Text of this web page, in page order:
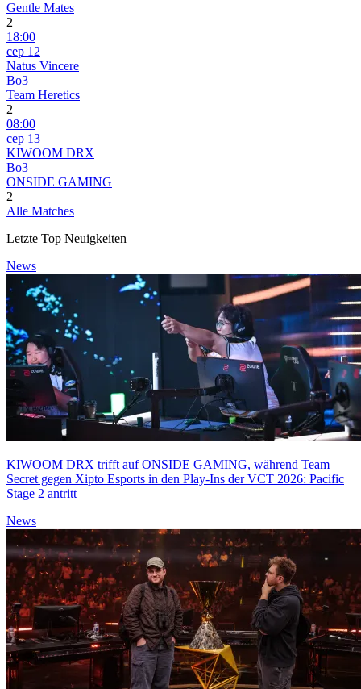
Gentle Mates
2
18:00
сер 12
Natus Vincere
Bo3
Team Heretics
2
08:00
сер 13
KIWOOM DRX
Bo3
ONSIDE GAMING
2
Alle Matches
Letzte Top Neuigkeiten
News
KIWOOM DRX trifft auf ONSIDE GAMING, während Team
Secret gegen Xipto Esports in den Play-Ins der VCT 2026: Pacific
Stage 2 antritt
News